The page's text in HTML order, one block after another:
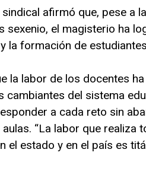
sindical afirmó que, pese a
sexenio, el magisterio ha
la formación de
la labor de los docentes
cambiantes del sistema
a cada reto sin
“La labor que realiza
el estado y en el país es